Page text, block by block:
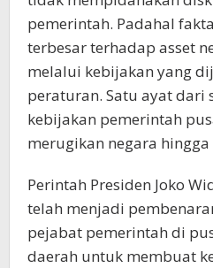
pemerintah. Padahal
terbesar terhadap asset
melalui kebijakan yang
peraturan. Satu ayat dari
kebijakan pemerintah
merugikan negara
Perintah Presiden Joko
telah menjadi
pejabat pemerintah di
daerah untuk membuat